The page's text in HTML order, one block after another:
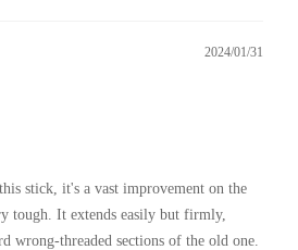
2024/01/31
stick, it's a vast improvement on the
tough. It extends easily but firmly,
wrong-threaded sections of the old one.